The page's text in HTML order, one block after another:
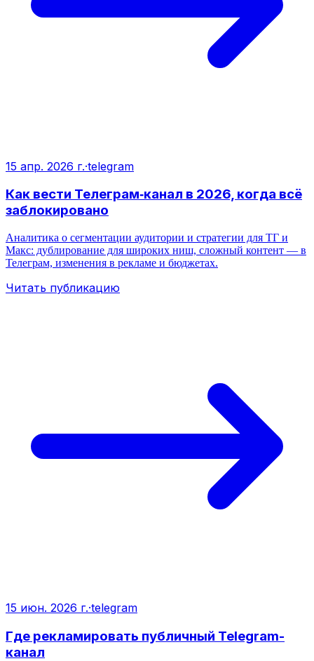
15 апр. 2026 г.·telegram
Как вести Телеграм‑канал в 2026, когда всё
заблокировано
Аналитика о сегментации аудитории и стратегии для ТГ и
Макс: дублирование для широких ниш, сложный контент — в
Телеграм, изменения в рекламе и бюджетах.
Читать публикацию
15 июн. 2026 г.·telegram
Где рекламировать публичный Telegram-
канал